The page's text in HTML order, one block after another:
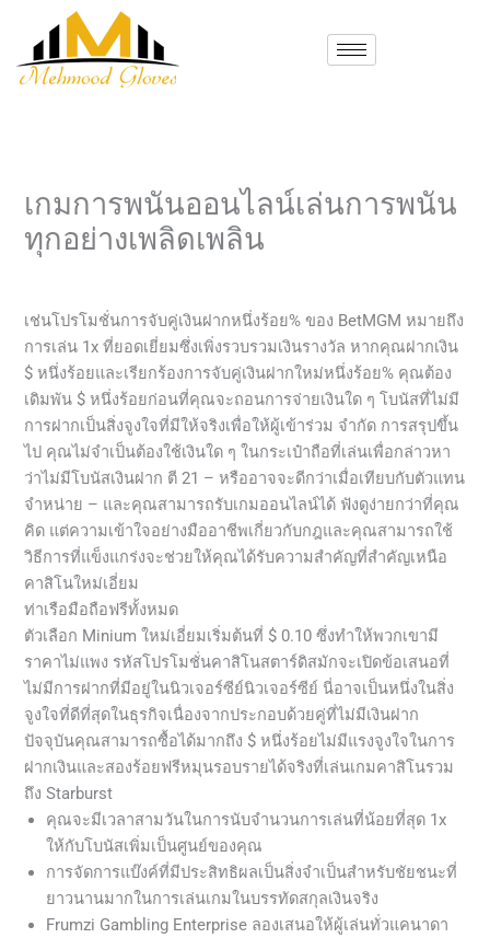
content
เกมการพนันออนไลน์เล่นการพนัน
ทุกอย่างเพลิดเพลิน
เช่นโปรโมชั่นการจับคู่เงินฝากหนึ่งร้อย% ของ BetMGM หมายถึง
การเล่น 1x ที่ยอดเยี่ยมซึ่งเพิ่งรวบรวมเงินรางวัล หากคุณฝากเงิน
$ หนึ่งร้อยและเรียกร้องการจับคู่เงินฝากใหม่หนึ่งร้อย% คุณต้อง
เดิมพัน $ หนึ่งร้อยก่อนที่คุณจะถอนการจ่ายเงินใด ๆ โบนัสที่ไม่มี
การฝากเป็นสิ่งจูงใจที่มีให้จริงเพื่อให้ผู้เข้าร่วม จำกัด การสรุปขึ้น
ไป คุณไม่จำเป็นต้องใช้เงินใด ๆ ในกระเป๋าถือที่เล่นเพื่อกล่าวหา
ว่าไม่มีโบนัสเงินฝาก ตี 21 – หรืออาจจะดีกว่าเมื่อเทียบกับตัวแทน
จำหน่าย – และคุณสามารถรับเกมออนไลน์ได้ ฟังดูง่ายกว่าที่คุณ
คิด แต่ความเข้าใจอย่างมืออาชีพเกี่ยวกับกฎและคุณสามารถใช้
วิธีการที่แข็งแกร่งจะช่วยให้คุณได้รับความสำคัญที่สำคัญเหนือ
คาสิโนใหม่เอี่ยม
ท่าเรือมือถือฟรีทั้งหมด
ตัวเลือก Minium ใหม่เอี่ยมเริ่มต้นที่ $ 0.10 ซึ่งทำให้พวกเขามี
ราคาไม่แพง รหัสโปรโมชั่นคาสิโนสตาร์ดิสมักจะเปิดข้อเสนอที่
ไม่มีการฝากที่มีอยู่ในนิวเจอร์ซีย์นิวเจอร์ซีย์ นี่อาจเป็นหนึ่งในสิ่ง
จูงใจที่ดีที่สุดในธุรกิจเนื่องจากประกอบด้วยคู่ที่ไม่มีเงินฝาก
ปัจจุบันคุณสามารถซื้อได้มากถึง $ หนึ่งร้อยไม่มีแรงจูงใจในการ
ฝากเงินและสองร้อยฟรีหมุนรอบรายได้จริงที่เล่นเกมคาสิโนรวม
ถึง Starburst
คุณจะมีเวลาสามวันในการนับจำนวนการเล่นที่น้อยที่สุด 1x
ให้กับโบนัสเพิ่มเป็นศูนย์ของคุณ
การจัดการแบ๊งค์ที่มีประสิทธิผลเป็นสิ่งจำเป็นสำหรับชัยชนะที่
ยาวนานมากในการเล่นเกมในบรรทัดสกุลเงินจริง
Frumzi Gambling Enterprise ลองเสนอให้ผู้เล่นทั่วแคนาดา